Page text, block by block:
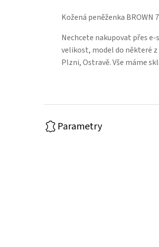
Kožená peněženka BROWN
Nechcete nakupovat přes
velikost, model do některé
Plzni, Ostravě. Vše máme
Parametry